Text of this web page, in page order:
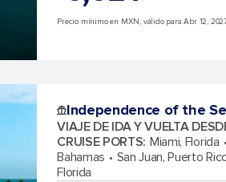
Precio mínimo en MXN, válido para Abr 12,
Independence of the
VIAJE DE IDA Y VUELTA
CRUISE PORTS: Miami, Florida
Bahamas
San Juan, Puerto
Florida